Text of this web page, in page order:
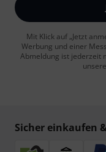
Mit Klick auf „Jetzt
Werbung und einer
Abmeldung ist jederzeit
Sicher einkaufen